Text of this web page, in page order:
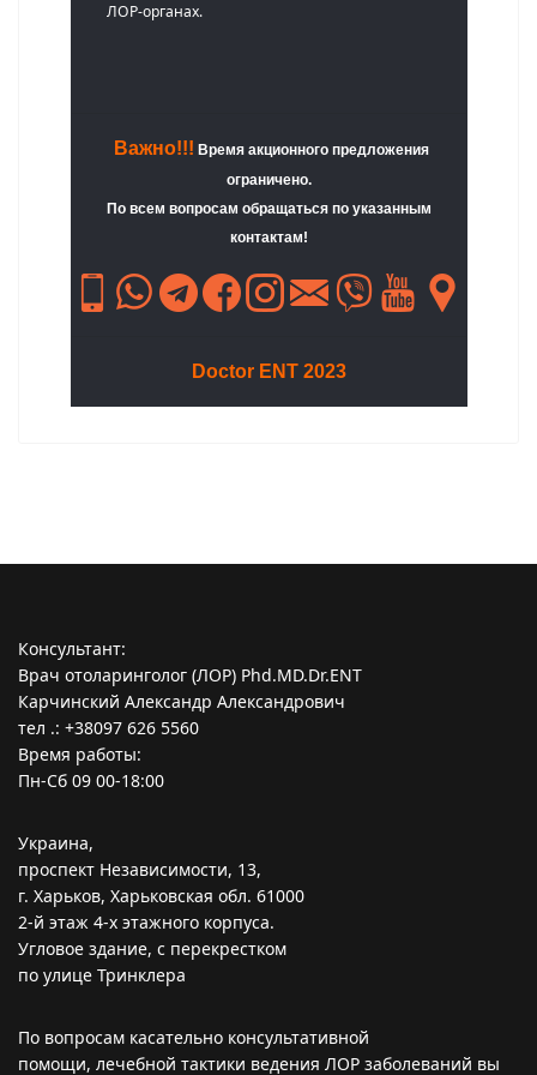
ЛОР-органах.
Важно!!! Время акционного предложения
ограничено.
По всем вопросам обращаться по указанным
контактам!
Doctor ENT 2023
Консультант:
Врач отоларинголог (ЛОР) Phd.MD.Dr.ENT
Карчинский Александр Александрович
тел .: +38097 626 5560
Время работы:
Пн-Сб 09 00-18:00
Украина,
проспект Независимости, 13,
г. Харьков, Харьковская обл. 61000
2-й этаж 4-х этажного корпуса.
Угловое здание, с перекрестком
по улице Тринклера
По вопросам касательно консультативной
помощи, лечебной тактики ведения ЛОР заболеваний вы